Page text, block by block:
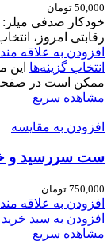
50,000 تومان
خودکار صدفی میلر:
رقابتی امروز،
افزودن به علاقه
انتخاب گزینه‌ها این
ممکن است در
مشاهده سریع
افزودن به مقایسه
ست سررسید و
750,000 تومان
افزودن به علاقه
افزودن به سبد خرید
مشاهده سریع